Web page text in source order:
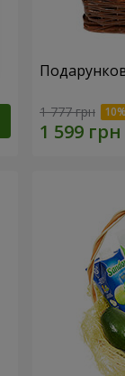
1 777 грн